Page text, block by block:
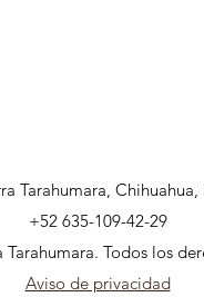
Tarahumara,
+52 635-109-42-29
Todos los
Aviso de privacidad